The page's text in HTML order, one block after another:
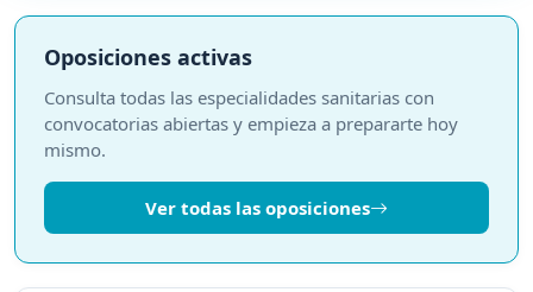
Oposiciones activas
Consulta todas las especialidades sanitarias con
convocatorias abiertas y empieza a prepararte hoy
mismo.
Ver todas las oposiciones